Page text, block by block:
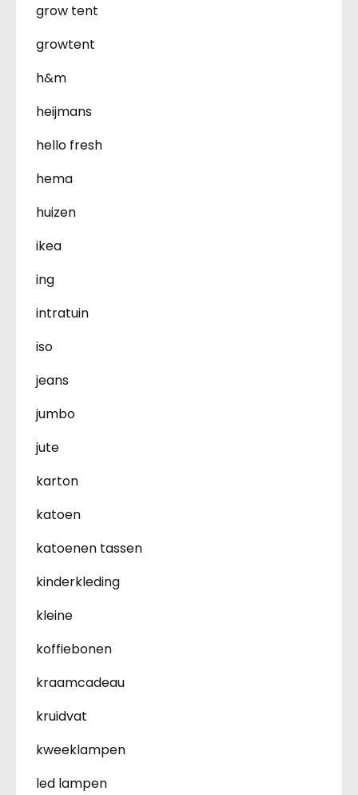
grow tent
growtent
h&m
heijmans
hello fresh
hema
huizen
ikea
ing
intratuin
iso
jeans
jumbo
jute
karton
katoen
katoenen tassen
kinderkleding
kleine
koffiebonen
kraamcadeau
kruidvat
kweeklampen
led lampen